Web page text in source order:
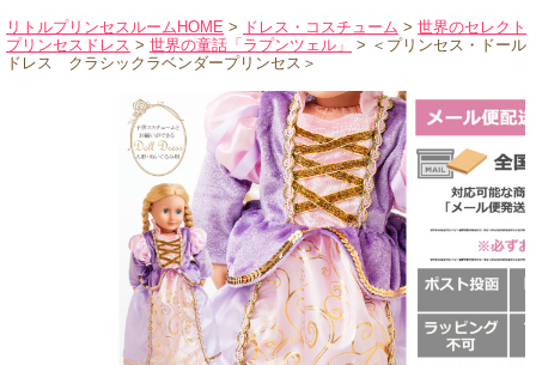
リトルプリンセスルームHOME > ドレス・コスチューム > 世界のセレクト
プリンセスドレス > 世界の童話「ラプンツェル」
> ＜プリンセス・ドール
ドレス クラシックラベンダープリンセス＞アウトレット
ショッピングインフォメーション
会社概要
お支払・送料
返品・交換
サイズの測り方
よくあるご質問
レビューを見る